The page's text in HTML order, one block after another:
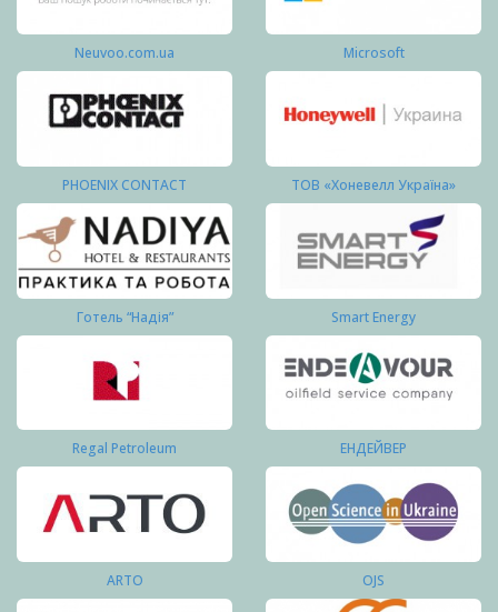
Neuvoo.com.ua Microsoft
PHOENIX CONTACT ТОВ «Хоневелл Україна»
Готель “Надія” Smart Energy
Regal Petroleum ЕНДЕЙВЕР
ARTO OJS